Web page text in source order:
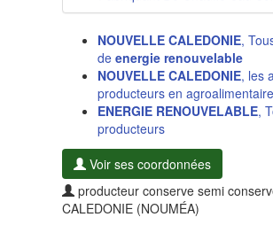
NOUVELLE CALEDONIE,
de energie renouvelable
NOUVELLE CALEDONIE, les
producteurs en
ENERGIE RENOUVELABLE,
producteurs
Voir ses coordonnées
producteur conserve semi
CALEDONIE (NOUMÉA)